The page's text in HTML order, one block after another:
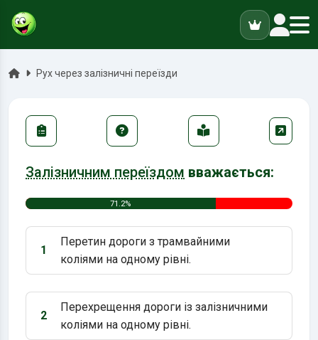
ГоловнаРух через залізничні переїзди
Залізничним переїздом вважається:
71.2%
Варіант 1:
1
Перетин дороги з трамвайними
коліями на одному рівні.
Варіант 2:
2
Перехрещення дороги із залізничними
коліями на одному рівні.